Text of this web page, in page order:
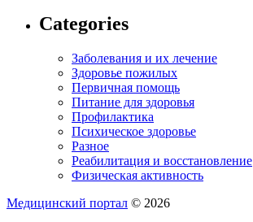
Categories
Заболевания и их лечение
Здоровье пожилых
Первичная помощь
Питание для здоровья
Профилактика
Психическое здоровье
Разное
Реабилитация и восстановление
Физическая активность
Медицинский портал © 2026